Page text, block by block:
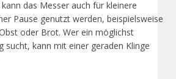
das Messer auch für kleinere
Pause genutzt werden, beispielsweise
oder Brot. Wer ein möglichst
sucht, kann mit einer geraden Klinge